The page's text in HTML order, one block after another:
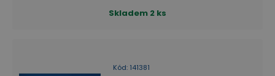
Skladem 2 ks
Kód: 141381